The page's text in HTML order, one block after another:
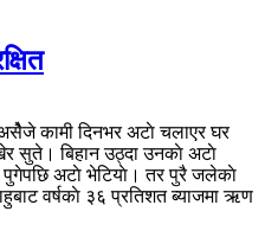
कामी दिनभर अटाे चलाएर घर
सुते। बिहान उठ्दा उनकाे अटाे
पुगेपछि अटाे भेटियाे। तर पुरै जलेकाे
वर्षकाे ३६ प्रतिशत ब्याजमा ऋण